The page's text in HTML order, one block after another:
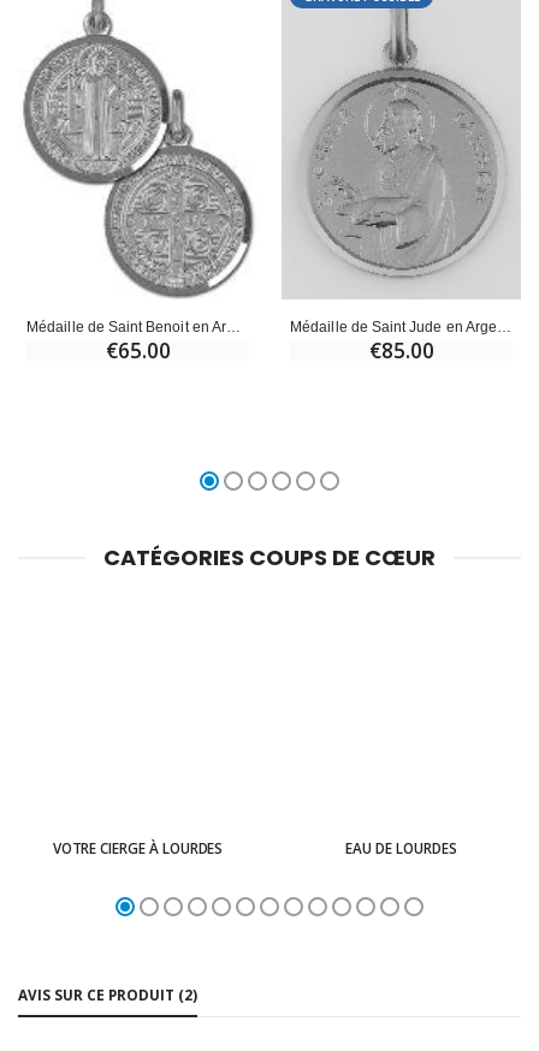
Médaille de Saint Benoit en Argent Rhodié 925/1000 - 21mm
€65.00 €85.00
CATÉGORIES COUPS DE CŒUR
VOTRE CIERGE À LOURDES EAU DE LOURDES
AVIS SUR CE PRODUIT (2)